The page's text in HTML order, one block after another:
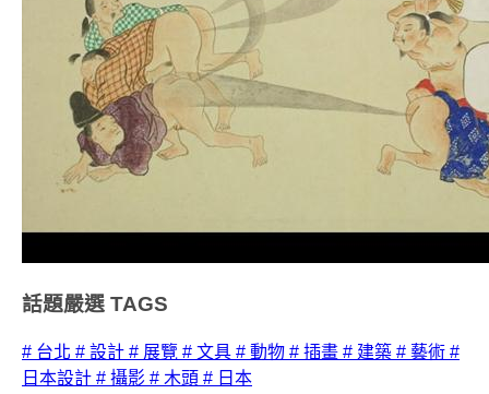
話題嚴選 TAGS
# 台北 # 設計 # 展覽 # 文具 # 動物 # 插畫 # 建築 # 藝術 #
日本設計 # 攝影 # 木頭 # 日本